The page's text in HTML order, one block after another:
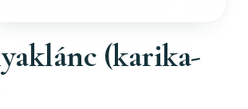
(karika-